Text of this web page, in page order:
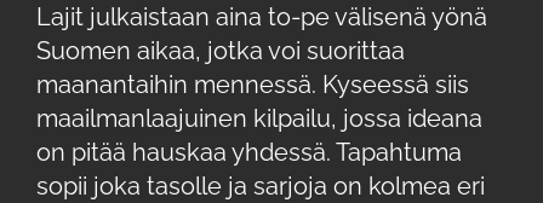
Lajit julkaistaan aina to-pe välisenä yönä
Suomen aikaa, jotka voi suorittaa
maanantaihin mennessä. Kyseessä siis
maailmanlaajuinen kilpailu, jossa ideana
on pitää hauskaa yhdessä. Tapahtuma
sopii joka tasolle ja sarjoja on kolmea eri